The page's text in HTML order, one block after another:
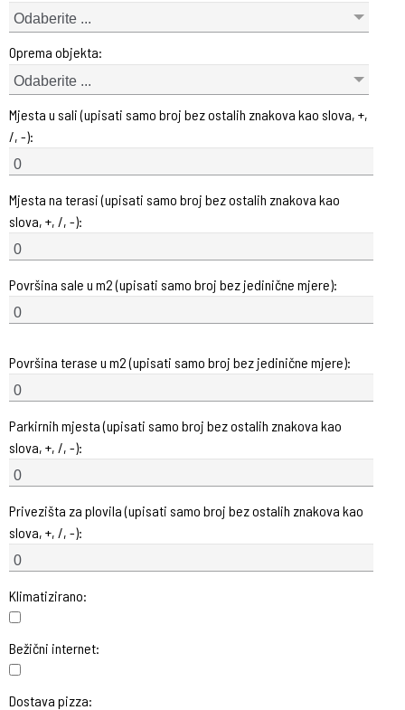
Odaberite ...
Oprema objekta:
Odaberite ...
Mjesta u sali (upisati samo broj bez ostalih znakova kao slova, +,
/, -):
Mjesta na terasi (upisati samo broj bez ostalih znakova kao
slova, +, /, -):
Površina sale u m2 (upisati samo broj bez jedinične mjere):
Površina terase u m2 (upisati samo broj bez jedinične mjere):
Parkirnih mjesta (upisati samo broj bez ostalih znakova kao
slova, +, /, -):
Privezišta za plovila (upisati samo broj bez ostalih znakova kao
slova, +, /, -):
Klimatizirano:
Bežični internet:
Dostava pizza: